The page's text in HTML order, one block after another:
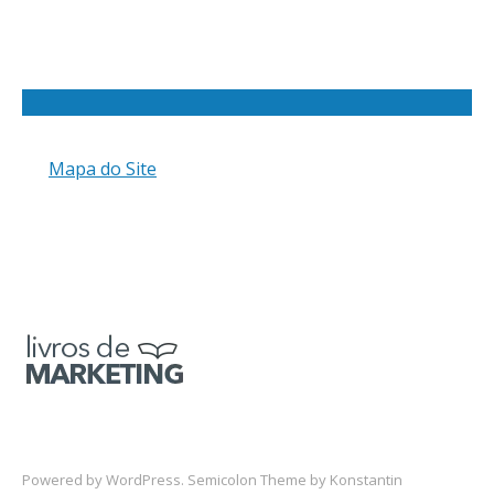
Mapa do Site
Powered byWordPress. Semicolon Theme by Konstantin